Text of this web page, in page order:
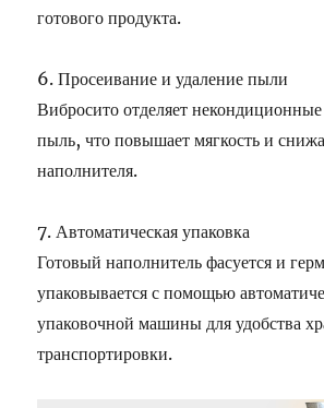
готового продукта.
6. Просеивание и удаление пыли
Вибросито отделяет
пыль, что повышает мягкость и
наполнителя.
7. Автоматическая упаковка
Готовый наполнитель фасуется и
упаковывается с помощью
упаковочной машины для удобства
транспортировки.